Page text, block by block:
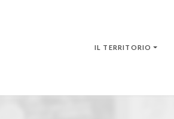
IL TERRITORIO